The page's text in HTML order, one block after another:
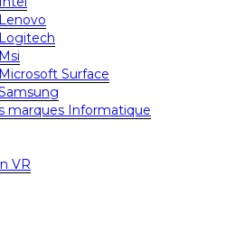
Surface
marques Informatique
VR